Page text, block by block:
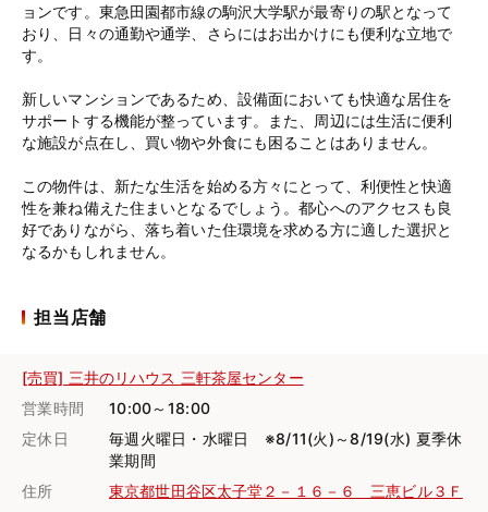
ョンです。東急田園都市線の駒沢大学駅が最寄りの駅となって
おり、日々の通勤や通学、さらにはお出かけにも便利な立地で
す。
新しいマンションであるため、設備面においても快適な居住を
サポートする機能が整っています。また、周辺には生活に便利
な施設が点在し、買い物や外食にも困ることはありません。
この物件は、新たな生活を始める方々にとって、利便性と快適
性を兼ね備えた住まいとなるでしょう。都心へのアクセスも良
好でありながら、落ち着いた住環境を求める方に適した選択と
なるかもしれません。
担当店舗
[売買] 三井のリハウス 三軒茶屋センター
営業時間
10:00～18:00
定休日
毎週火曜日・水曜日 ※8/11(火)～8/19(水) 夏季休
業期間
住所
東京都世田谷区太子堂２－１６－６ 三恵ビル３Ｆ